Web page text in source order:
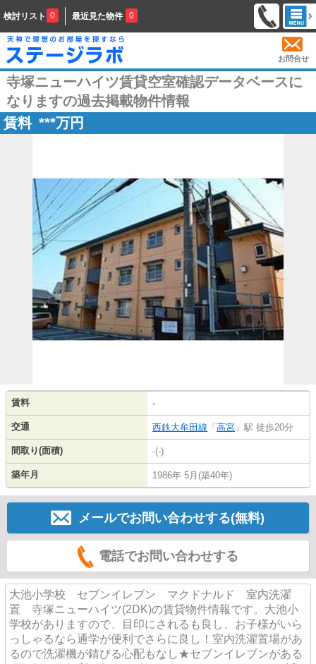
検討リスト 0 最近見た物件 0
お問合せ
寺塚ニューハイツ賃貸空室確認データベースに
なりますの過去掲載物件情報
賃料 ***万円
賃料 -
交通 西鉄大牟田線 「 高宮 」駅 徒歩20分
間取り(面積) -(-)
築年月 1986年 5月(築40年)
メールでお問い合わせする(無料)
電話でお問い合わせする
大池小学校 セブンイレブン マクドナルド 室内洗濯
置 寺塚ニューハイツ(2DK)の賃貸物件情報です。大池小
学校がありますので、目印にされるも良し、お子様がいら
っしゃるなら通学が便利でさらに良し！室内洗濯置場があ
るので洗濯機が錆びる心配もなし★セブンイレブンがある